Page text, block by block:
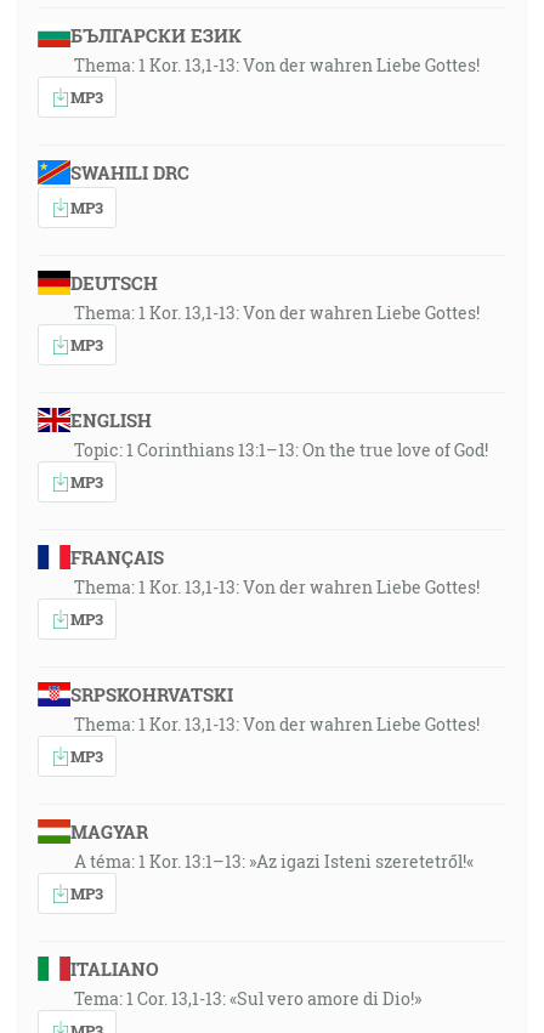
БЪЛГАРСКИ ЕЗИК
Thema: 1 Kor. 13,1-13: Von der wahren Liebe Gottes!
MP3
SWAHILI DRC
MP3
DEUTSCH
Thema: 1 Kor. 13,1-13: Von der wahren Liebe Gottes!
MP3
ENGLISH
Topic: 1 Corinthians 13:1–13: On the true love of God!
MP3
FRANÇAIS
Thema: 1 Kor. 13,1-13: Von der wahren Liebe Gottes!
MP3
SRPSKOHRVATSKI
Thema: 1 Kor. 13,1-13: Von der wahren Liebe Gottes!
MP3
MAGYAR
A téma: 1 Kor. 13:1–13: »Az igazi Isteni szeretetről!«
MP3
ITALIANO
Tema: 1 Cor. 13,1-13: «Sul vero amore di Dio!»